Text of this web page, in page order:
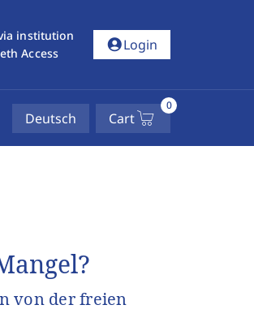
institution
Access
account_circleLogin
Deutsch Cart
0
von der freien